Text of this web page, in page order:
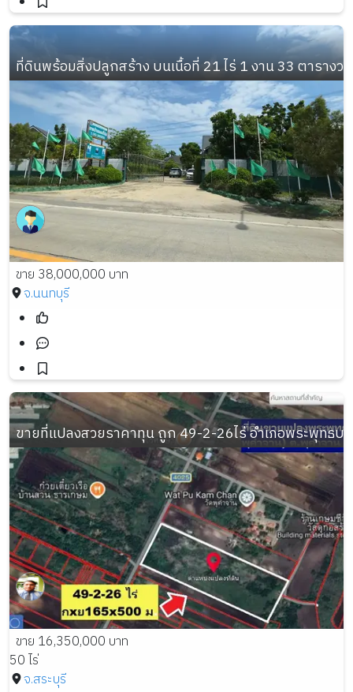
ที่ดินพร้อมสิ่งปลูกสร้าง บนเนื้อที่ 21 ไร่ 1 งาน 33 ตารางวา
ขาย 38,000,000 บาท
จ.นนทบุรี
ขายที่แปลงสวยราคาทุน ถูก 49-2-26ไร่ อำเภอพระพุทธ
ขาย 16,350,000 บาท
50 ไร่
จ.สระบุรี